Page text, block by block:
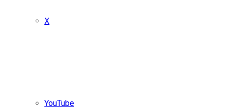
X
YouTube